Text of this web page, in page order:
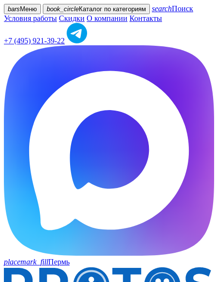
bars Меню book_circleКаталог по категориям searchПоиск
Условия работы Скидки О компании Контакты
+7 (495) 921-39-22
placemark_fillПермь